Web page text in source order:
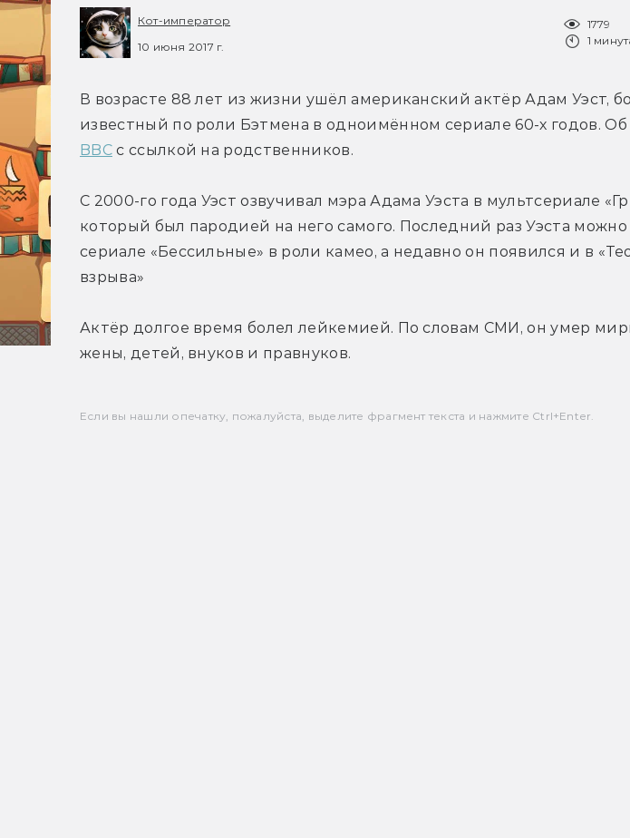
Кот-император
10 июня 2017 г.
1779
1
В возрасте 88 лет из жизни ушёл американский актёр Адам Уэст,
BBC с ссылкой на родственников.
С 2000-го года Уэст озвучивал мэра Адама Уэста в мультсериале
который был пародией на него самого. Последний раз Уэста
сериале «Бессильные» в роли камео, а недавно он появился и в
взрыва»
Актёр долгое время болел лейкемией. По словам СМИ, он умер
жены, детей, внуков и правнуков.
Если вы нашли опечатку, пожалуйста, выделите фрагмент текста и нажмите Ctrl+Enter.